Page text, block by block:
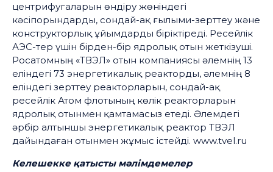
центрифугаларын өндіру жөніндегі
кәсіпорындарды, сондай-ақ ғылыми-зерттеу және
конструкторлық ұйымдарды біріктіреді. Ресейлік
АЭС-тер үшін бірден-бір ядролық отын жеткізуші.
Росатомның «ТВЭЛ» отын компаниясы әлемнің 13
еліндегі 73 энергетикалық реакторды, әлемнің 8
еліндегі зерттеу реакторларын, сондай-ақ
ресейлік Атом флотының көлік реакторларын
ядролық отынмен қамтамасыз етеді. Әлемдегі
әрбір алтыншы энергетикалық реактор ТВЭЛ
дайындаған отынмен жұмыс істейді. www.tvel.ru
Келешекке қатысты мәлімдемелер